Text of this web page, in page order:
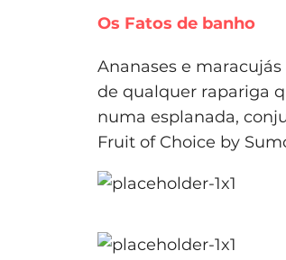
Os Fatos de banho
Ananases e maracujás
de qualquer rapariga
numa esplanada,
Fruit of Choice by